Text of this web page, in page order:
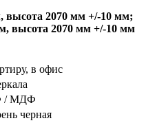
2070 мм +/-10 мм;
высота 2070 мм +/-10 мм
в офис
/ МДФ
черная